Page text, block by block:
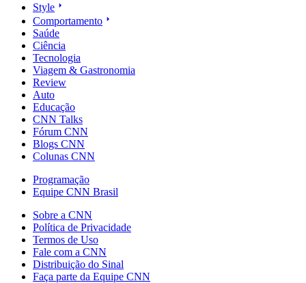
Style
Comportamento
Saúde
Ciência
Tecnologia
Viagem & Gastronomia
Review
Auto
Educação
CNN Talks
Fórum CNN
Blogs CNN
Colunas CNN
Programação
Equipe CNN Brasil
Sobre a CNN
Política de Privacidade
Termos de Uso
Fale com a CNN
Distribuição do Sinal
Faça parte da Equipe CNN